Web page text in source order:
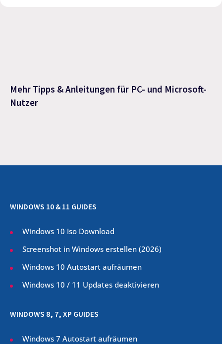
Mehr Tipps & Anleitungen für PC- und Microsoft-
Nutzer
WINDOWS 10 & 11 GUIDES
Windows 10 Iso Download
Screenshot in Windows erstellen (2026)
Windows 10 Autostart aufräumen
Windows 10 / 11 Updates deaktivieren
WINDOWS 8, 7, XP GUIDES
Windows 7 Autostart aufräumen